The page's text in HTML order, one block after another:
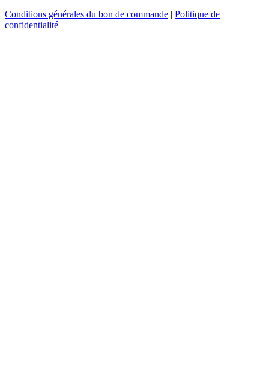
Conditions générales du bon de commande | Politique de
confidentialité